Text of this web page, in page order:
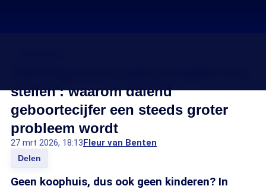
stellen': waarom dalend
geboortecijfer een steeds groter
probleem wordt
27 mrt 2026, 18:13Fleur van Benten
Delen
Geen koophuis, dus ook geen kinderen? In